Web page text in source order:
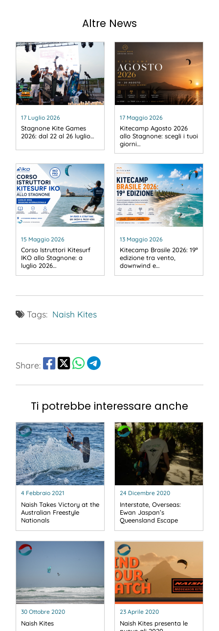
Altre News
17 Luglio 2026
Stagnone Kite Games
2026: dal 22 al 26 luglio…
17 Maggio 2026
Kitecamp Agosto 2026
allo Stagnone: scegli i tuoi
giorni…
15 Maggio 2026
Corso Istruttori Kitesurf
IKO allo Stagnone: a
luglio 2026…
13 Maggio 2026
Kitecamp Brasile 2026: 19ª
edizione tra vento,
downwind e…
Tags: Naish Kites
Share:
Ti potrebbe interessare anche
4 Febbraio 2021
Naish Takes Victory at the
Australian Freestyle
Nationals
24 Dicembre 2020
Interstate, Overseas:
Ewan Jaspan’s
Queensland Escape
30 Ottobre 2020
Naish Kites
23 Aprile 2020
Naish Kites presenta le